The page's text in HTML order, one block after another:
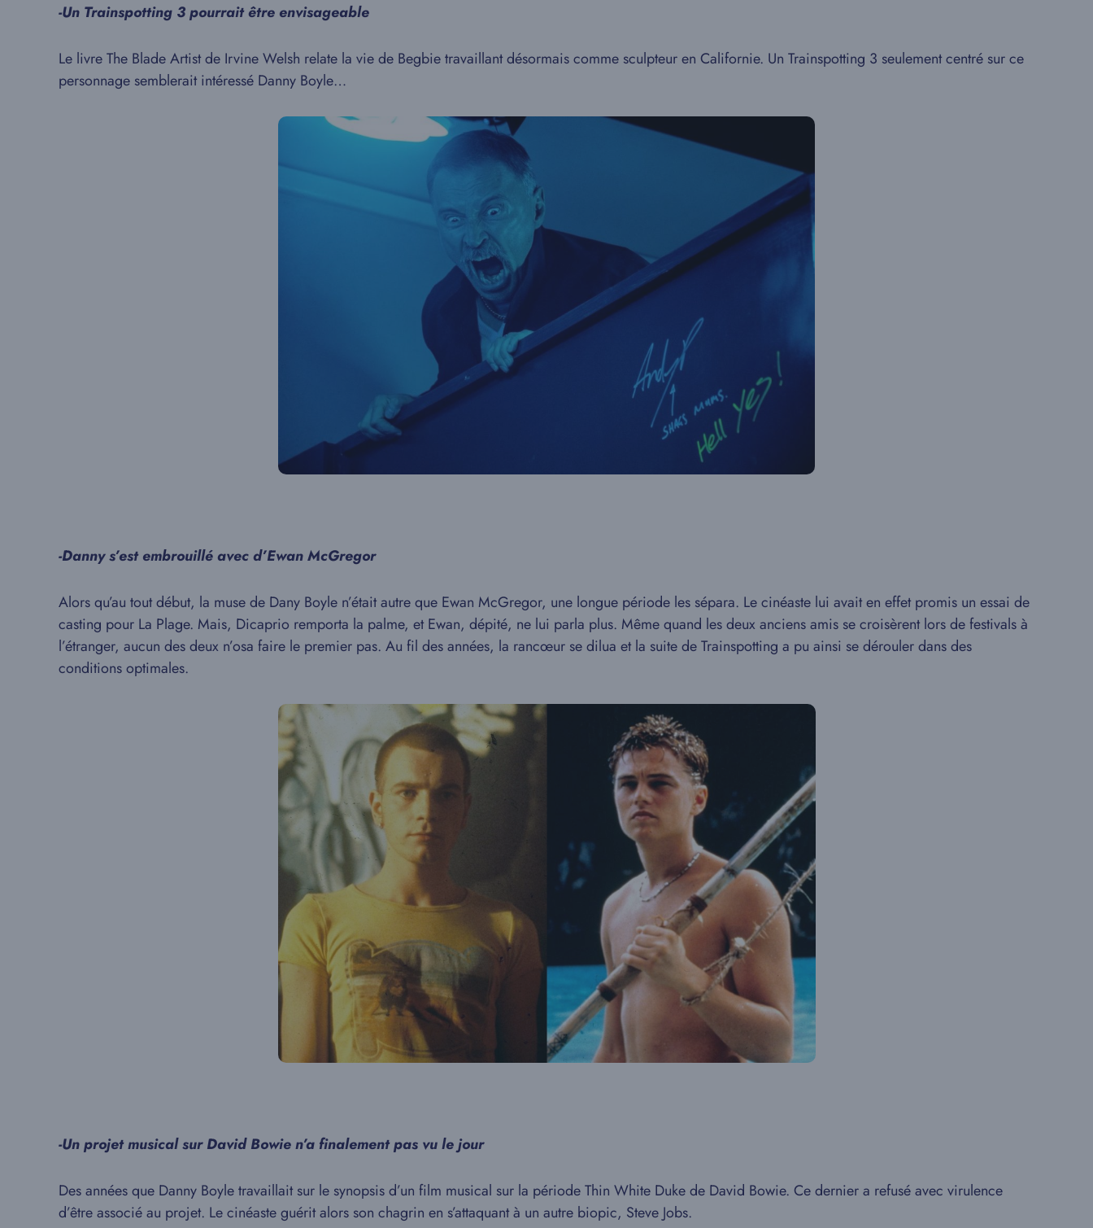
-Un Trainspotting 3 pourrait être envisageable
Le livre The Blade Artist de Irvine Welsh relate la vie de Begbie travaillant désormais comme sculpteur en Californie. Un Trainspotting 3 seulement centré sur ce
personnage semblerait intéressé Danny Boyle…
-Danny s’est embrouillé avec d’Ewan McGregor
Alors qu’au tout début, la muse de Dany Boyle n’était autre que Ewan McGregor, une longue période les sépara. Le cinéaste lui avait en effet promis un essai de
casting pour La Plage. Mais, Dicaprio remporta la palme, et Ewan, dépité, ne lui parla plus. Même quand les deux anciens amis se croisèrent lors de festivals à
l’étranger, aucun des deux n’osa faire le premier pas. Au fil des années, la rancœur se dilua et la suite de Trainspotting a pu ainsi se dérouler dans des
conditions optimales.
-Un projet musical sur David Bowie n’a finalement pas vu le jour
Des années que Danny Boyle travaillait sur le synopsis d’un film musical sur la période Thin White Duke de David Bowie. Ce dernier a refusé avec virulence
d’être associé au projet. Le cinéaste guérit alors son chagrin en s’attaquant à un autre biopic, Steve Jobs.